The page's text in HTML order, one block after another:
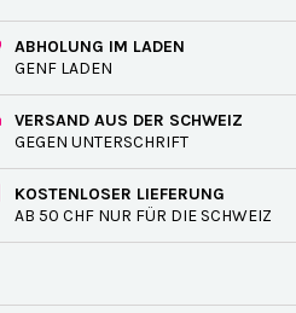
ABHOLUNG IM LADEN
GENF LADEN
VERSAND AUS DER SCHWEIZ
GEGEN UNTERSCHRIFT
KOSTENLOSER LIEFERUNG
AB 50 CHF NUR FÜR DIE SCHWEIZ